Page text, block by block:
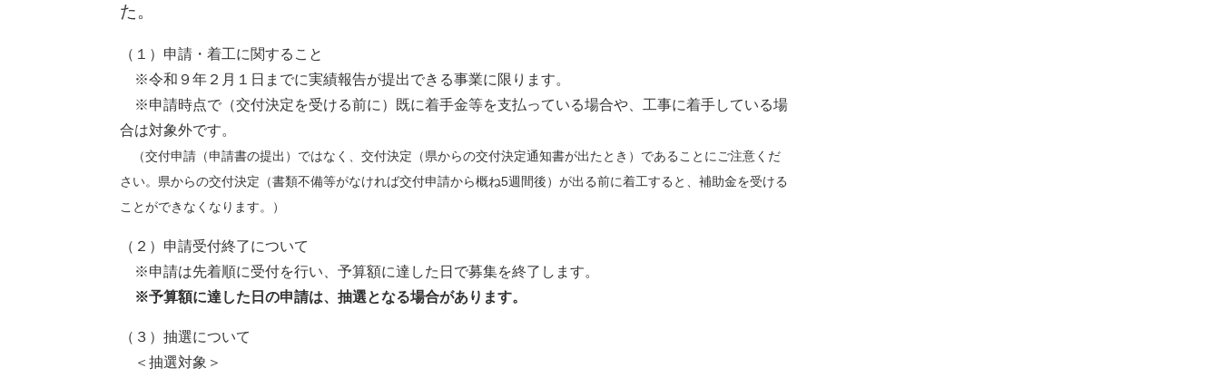
た。
（１）申請・着工に関すること
※令和９年２月１日までに実績報告が提出できる事業に限ります。
※申請時点で（交付決定を受ける前に）既に着手金等を支払っている場合や、工事に着手している場
合は対象外です。​
（交付申請（申請書の提出）ではなく、交付決定（県からの交付決定通知書が出たとき）であることにご注意くだ
さい。県からの交付決定（書類不備等がなければ交付申請から概ね5週間後）が出る前に着工すると、補助金を受ける
ことができなくなります。）
（２）申請受付終了について
※申請は先着順に受付を行い、予算額に達した日で募集を終了します。
※予算額に達した日の申請は、抽選となる場合があります。
（３）抽選について
＜抽選対象＞